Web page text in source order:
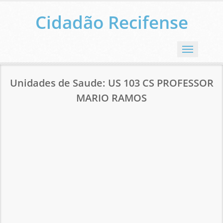
Cidadão Recifense
Menu
Unidades de Saude: US 103 CS PROFESSOR
MARIO RAMOS